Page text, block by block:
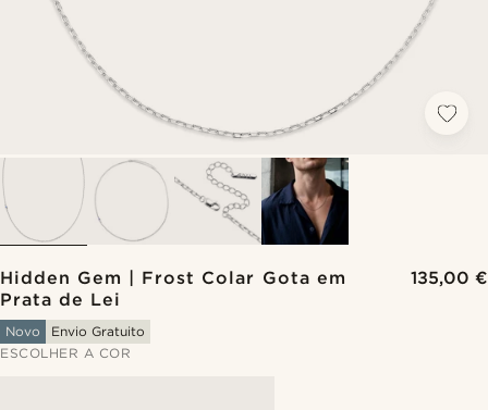
Hidden Gem | Frost Colar Gota em
Prata de Lei
135,00 €
Novo
Envio Gratuito
ESCOLHER A COR